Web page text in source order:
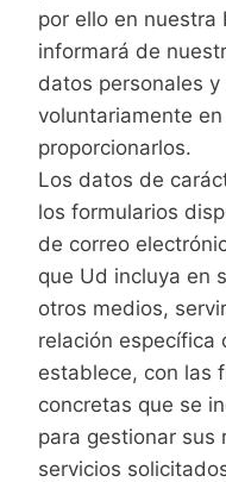
por ello en nuestra
informará de
datos personales
voluntariamente
proporcionarlos.
Los datos de
los formularios
de correo
que Ud incluya en
otros medios,
relación específica
establece, con las
concretas que se
para gestionar sus
servicios